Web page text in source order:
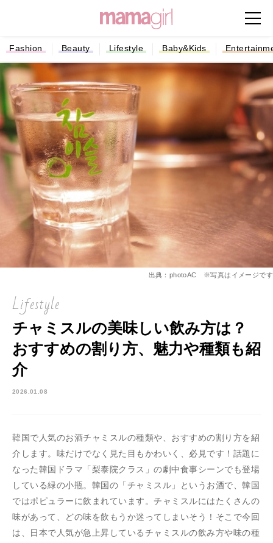
Fashion Beauty Lifestyle Baby&Kids
出典：photoAC ※写真はイメージです
Lifestyle
チャミスルの美味しい飲み方は？
おすすめの割り方、魅力や種類も紹
介
2026.01.08
韓国で人気のお酒チャミスルの種類や、おすすめの割り方を紹
介します。味だけでなく見た目もかわいく、必見です！話題に
なった韓国ドラマ「梨泰院クラス」の劇中食事シーンでも登場
している緑の小瓶。韓国の「チャミスル」というお酒で、韓国
ではポピュラーに飲まれています。チャミスルにはたくさんの
味があって、どの味を飲もうか迷ってしまいそう！そこで今回
は、日本で人気が急上昇しているチャミスルの飲み方や味の種